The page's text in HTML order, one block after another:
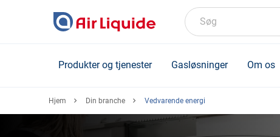
Søg
Produkter og tjenester Gasløsninger Om os
Hjem Din branche Vedvarende energi